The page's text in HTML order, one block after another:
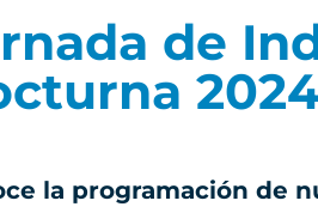
de
la programación de